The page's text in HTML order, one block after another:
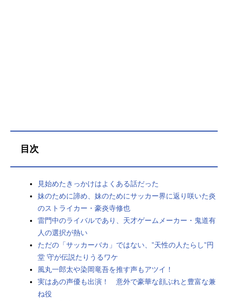
目次
見始めたきっかけはよくある話だった
妹のために諦め、妹のためにサッカー界に返り咲いた炎
のストライカー・豪炎寺修也
雷門中のライバルであり、天才ゲームメーカー・鬼道有
人の選択が熱い
ただの「サッカーバカ」ではない、”天性の人たらし”円
堂 守が伝説たりうるワケ
風丸一郎太や染岡竜吾を推す声もアツイ！
実はあの声優も出演！ 意外で豪華な顔ぶれと豊富な兼
ね役